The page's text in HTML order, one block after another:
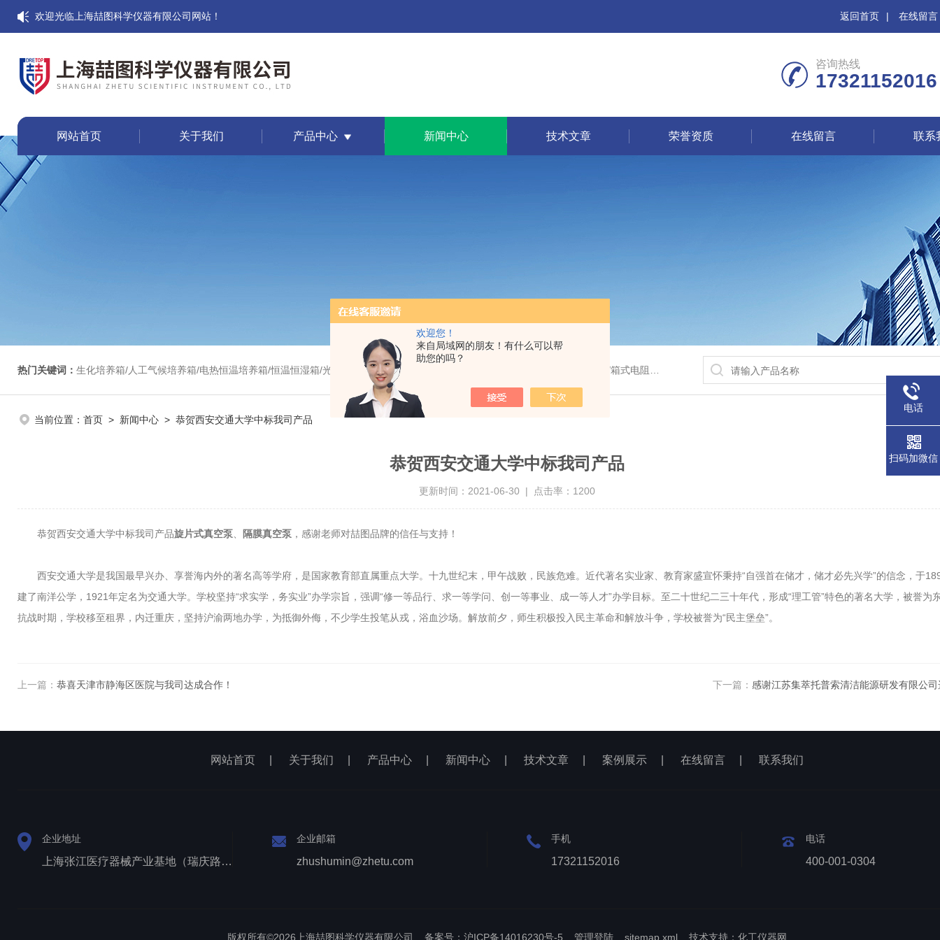
欢迎您！
来自局域网的朋友！有什么可以帮
助您的吗？
欢迎光临上海喆图科学仪器有限公司网站！ 返回首页 | 在线留言
咨询热线
17321152016
网站首页 关于我们 产品中心 新闻中心 技术文章 荣誉资质 在线留言 联系
热门关键词： 生化培养箱/人工气候培养箱/电热恒温培养箱/恒温恒湿箱/光照培养箱/二氧化碳培养箱等/恒温干燥箱/真空干燥箱/高温烘箱等/箱式电阻炉/陶瓷纤维马弗炉/高温马弗炉/管式炉/气氛炉/试验箱/摇床/振荡器/水槽/水浴锅等
当前位置： 首页 > 新闻中心 > 恭贺西安交通大学中标我司产品
恭贺西安交通大学中标我司产品
更新时间：2021-06-30 | 点击率：1200
恭贺西安交通大学中标我司产品旋片式真空泵 隔膜真空泵 ，感谢老师对喆图品牌的信任与支持！
西安交通大学是我国最早兴办、享誉海内外的著名高等学府，是国家教育部直属重点大学。 十九世纪末，甲午战败，民族危难。近代著名实业家、教育家盛宣怀秉持“自强首在储才，储才必先兴学”的信念，于
建了南洋公学，1921年定名为交通大学。学校坚持“求实学，务实业”办学宗旨，强调“修一等品行、求一等学问、创一等事业、成一等人才”办学目标。至二十世纪二三十年代，形成“理工管”特色的著名大学，被誉为
抗战时期，学校移至租界，内迁重庆，坚持沪渝两地办学，为抵御外侮，不少学生投笔从戎，浴血沙场。解放前夕，师生积极投入民主革命和解放斗争，学校被誉为“民主堡垒”。
上一篇： 恭喜天津市静海区医院与我司达成合作！ 下一篇： 感谢江苏集萃托普索清洁能源研发有限公
网站首页 关于我们 产品中心 新闻中心 技术文章 案例展示 在线留言 联系我们
企业地址
上海张江医疗器械产业基地（瑞庆路528号）
企业邮箱
zhushumin@zhetu.com
手机
17321152016
电话
400-001-0304
版权所有©2026上海喆图科学仪器有限公司 备案号：沪ICP备14016230号-5 管理登陆 sitemap.xml 技术支持： 化工仪器网
电话
扫码加微信